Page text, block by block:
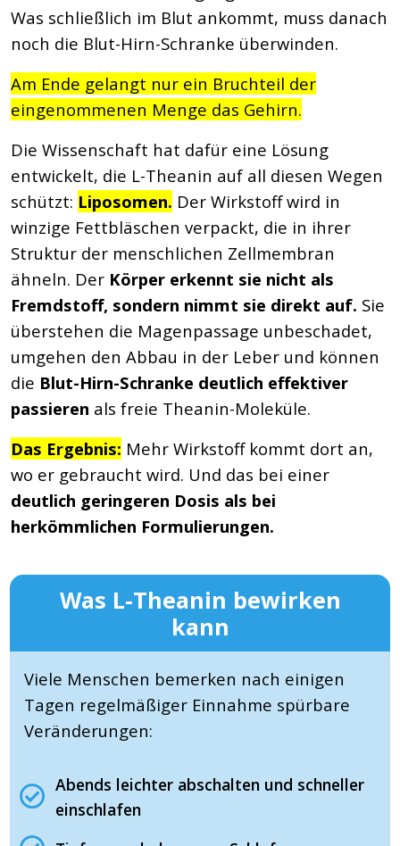
Was schließlich im Blut ankommt, muss danach
noch die Blut-Hirn-Schranke überwinden.
Am Ende gelangt nur ein Bruchteil der
eingenommenen Menge das Gehirn.
Die Wissenschaft hat dafür eine Lösung
entwickelt, die L-Theanin auf all diesen Wegen
schützt: Liposomen. Der Wirkstoff wird in
winzige Fettbläschen verpackt, die in ihrer
Struktur der menschlichen Zellmembran
ähneln. Der Körper erkennt sie nicht als
Fremdstoff, sondern nimmt sie direkt auf. Sie
überstehen die Magenpassage unbeschadet,
umgehen den Abbau in der Leber und können
die Blut-Hirn-Schranke deutlich effektiver
passieren als freie Theanin-Moleküle.
Das Ergebnis: Mehr Wirkstoff kommt dort an,
wo er gebraucht wird. Und das bei einer
deutlich geringeren Dosis als bei
herkömmlichen Formulierungen.
Was L-Theanin bewirken
kann
Viele Menschen bemerken nach einigen
Tagen regelmäßiger Einnahme spürbare
Veränderungen:
Abends leichter abschalten und schneller
einschlafen